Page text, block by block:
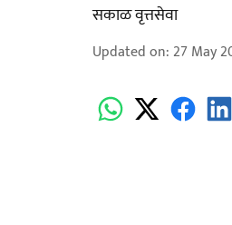
सकाळ वृत्तसेवा
Updated on: 27 May